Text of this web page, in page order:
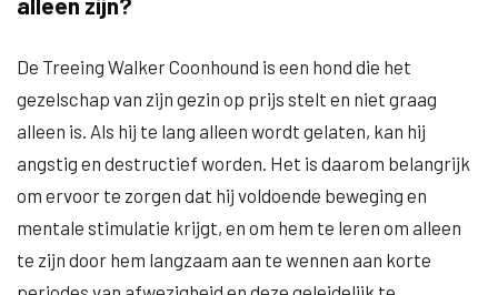
De Treeing Walker Coonhound is een hond die het
gezelschap van zijn gezin op prijs stelt en niet graag
alleen is. Als hij te lang alleen wordt gelaten, kan hij
angstig en destructief worden. Het is daarom belangrijk
om ervoor te zorgen dat hij voldoende beweging en
mentale stimulatie krijgt, en om hem te leren om alleen
te zijn door hem langzaam aan te wennen aan korte